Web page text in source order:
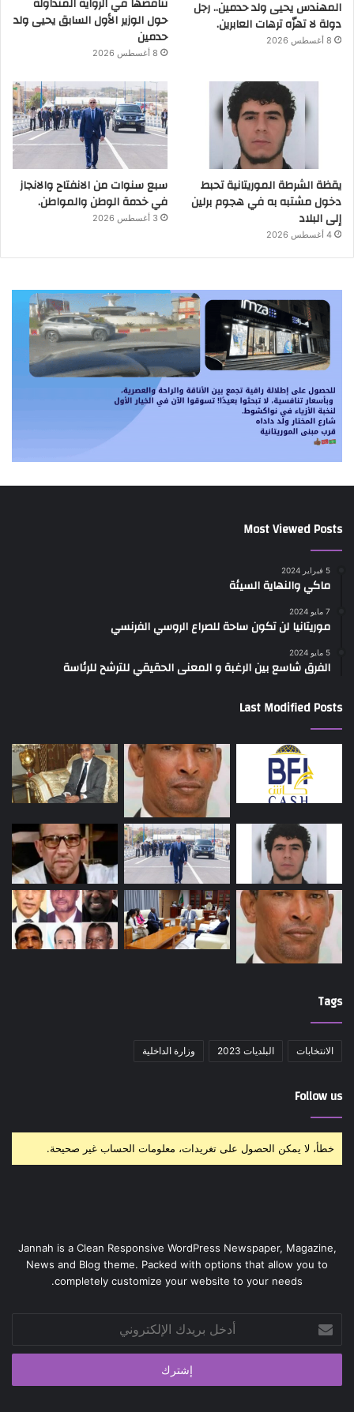
المهندس يحيى ولد حدمين.. رجل
دولة لا تهزّه ترهات العابرين.
8 أغسطس 2026
تناقضها في الرواية المتداولة
حول الوزير الأول السابق يحيى ولد
حدمين
8 أغسطس 2026
يقظة الشرطة الموريتانية تحبط
دخول مشتبه به في هجوم برلين
إلى البلاد
4 أغسطس 2026
سبع سنوات من الانفتاح والانجاز
في خدمة الوطن والمواطن.
3 أغسطس 2026
Most Viewed Posts
5 فبراير 2024
ماكي والنهاية السيئة
7 مايو 2024
موريتانيا لن تكون ساحة للصراع الروسي الفرنسي
5 مايو 2024
الفرق شاسع بين الرغبة و المعنى الحقيقي للترشح للرئاسة
Last Modified Posts
Tags
الانتخابات البلديات 2023 وزارة الداخلية
Follow us
خطأ، لا يمكن الحصول على تغريدات، معلومات الحساب غير صحيحة.
Jannah is a Clean Responsive WordPress Newspaper, Magazine,
News and Blog theme. Packed with options that allow you to
completely customize your website to your needs.
بريدك
الإلكتروني